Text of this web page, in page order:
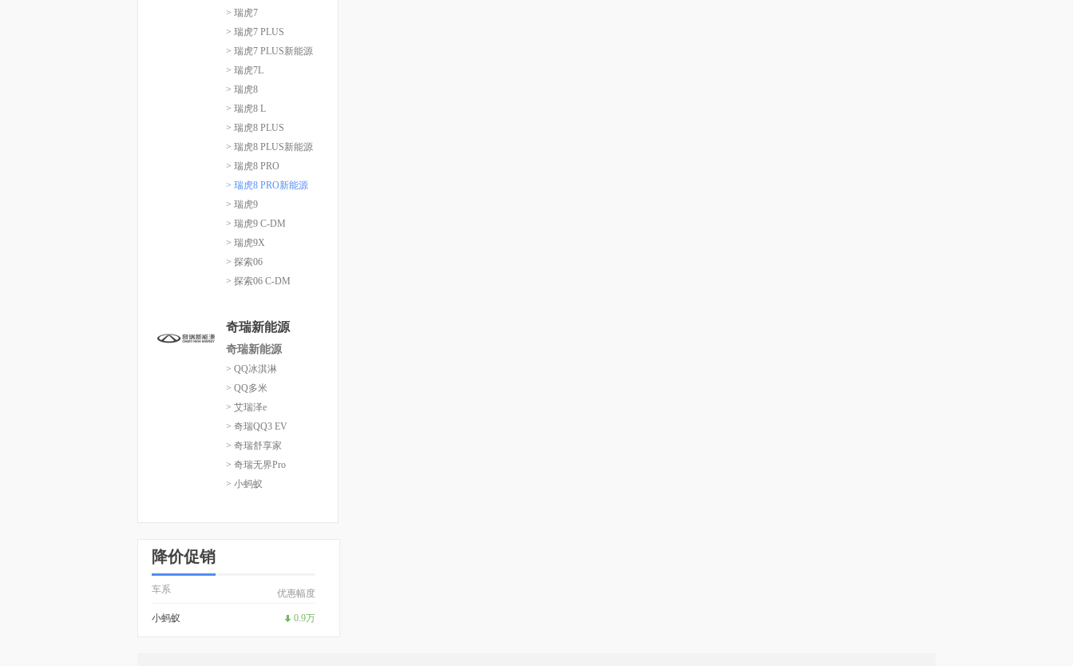
> 瑞虎7
> 瑞虎7 PLUS
> 瑞虎7 PLUS新能源
> 瑞虎7L
> 瑞虎8
> 瑞虎8 L
> 瑞虎8 PLUS
> 瑞虎8 PLUS新能源
> 瑞虎8 PRO
> 瑞虎8 PRO新能源
> 瑞虎9
> 瑞虎9 C-DM
> 瑞虎9X
> 探索06
> 探索06 C-DM
奇瑞新能源
奇瑞新能源
> QQ冰淇淋
> QQ多米
> 艾瑞泽e
> 奇瑞QQ3 EV
> 奇瑞舒享家
> 奇瑞无界Pro
> 小蚂蚁
降价促销
车系 优惠幅度
小蚂蚁 0.9万